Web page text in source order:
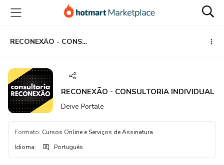
para
conteúdo
principal
para
pagamento
para
rodapé
RECONEXÃO - CONSULTORIA INDIVIDUAL
RECONEXÃO - CONSULTORIA INDIVIDUAL
Deive Portale
Formato: Cursos Online e Serviços de Assinatura
Idioma: Português